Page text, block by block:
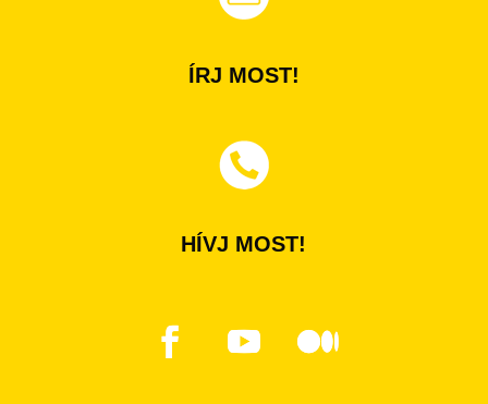
ÍRJ MOST!
HÍVJ MOST!